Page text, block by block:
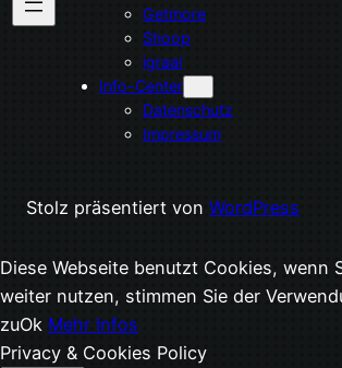
Getmore
Shoop
igraal
Info-Center
Datenschutz
Impressum
Stolz präsentiert von WordPress
Diese Webseite benutzt Cookies, wenn
weiter nutzen, stimmen Sie der
zuOk Mehr Infos
Privacy & Cookies Policy